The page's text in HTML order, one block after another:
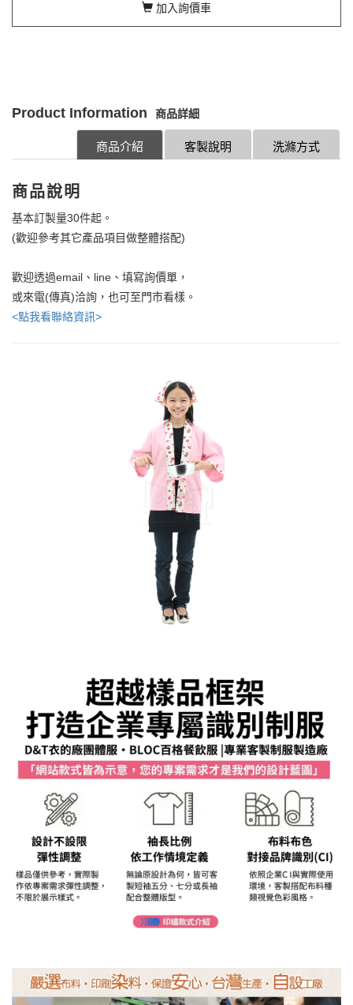
加入詢價車
Product Information 商品詳細
洗滌方式
客製說明
商品介紹
商品說明
基本訂製量30件起。
(歡迎參考其它產品項目做整體搭配)
歡迎透過email、line、填寫詢價單，
或來電(傳真)洽詢，也可至門市看樣。
<點我看聯絡資訊>